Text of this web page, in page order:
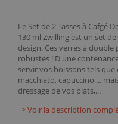
Le Set de 2 Tasses à Cafgé
130 ml Zwilling est un set
design. Ces verres à
robustes ! D'une
servir vos boissons tels
macchiato, capuccino,...
dressage de vos plats,...
> Voir la description